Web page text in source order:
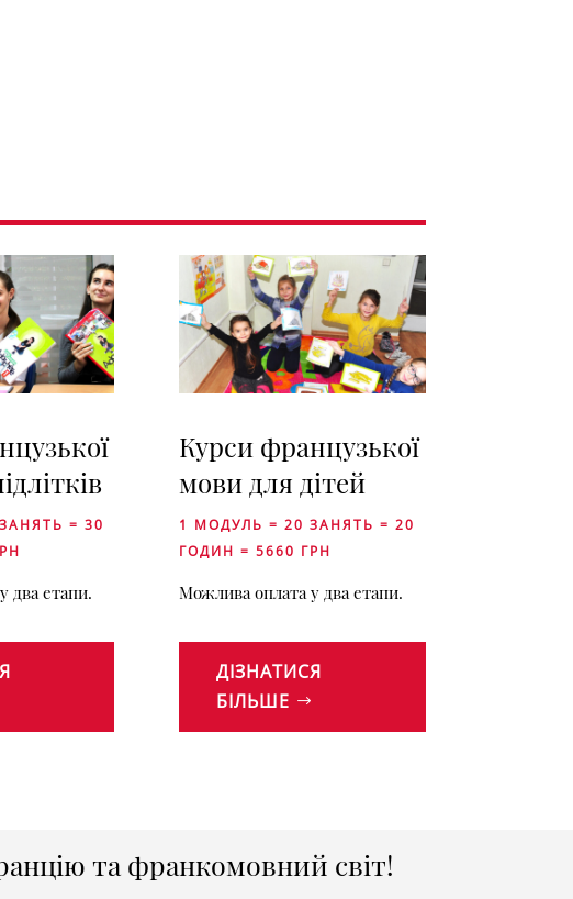
= 30
два етапи.
Курси французької
мови для дітей
1 МОДУЛЬ = 20 ЗАНЯТЬ = 20
ГОДИН = 5660 ГРН
Можлива оплата у два етапи.
ДІЗНАТИСЯ
БІЛЬШЕ
та франкомовний світ!